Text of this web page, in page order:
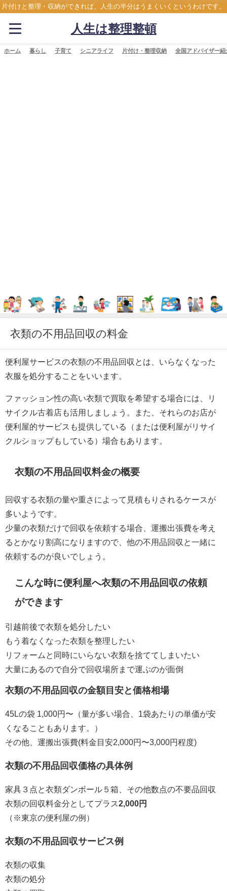
片付けと整理・収納ができれば、人生の半分はうまくいくというわけです。
人生は整理整頓
ホーム 暮らし 子育て シニアライフ 片付け・整理収納 全国アドバイザー紹
衣類の不用品回収の料金
便利屋サービスの衣類の不用品回収とは、いらなくなった
衣服を処分することをいいます。
ファッション性の高い衣類で買取を希望する場合には、リ
サイクル古着店も活用しましょう。また、それらのお店が
便利屋的サービスも提供している（または便利屋がリサイ
クルショップもしている）場合もあります。
衣類の不用品回収料金の概要
回収する衣類の量や重さによって見積もりされるケースが
多いようです。
少量の衣類だけで回収を依頼する場合、運搬出張費を考え
るとかなり割高になりますので、他の不用品回収と一緒に
依頼するのが良いでしょう。
こんな時に便利屋へ衣類の不用品回収の依頼
ができます
引越前後で衣類を処分したい
もう着なくなった衣類を整理したい
リフォームと同時にいらない衣類を捨ててしまいたい
大量にあるので自分で回収場所まで運ぶのが面倒
衣類の不用品回収の金額目安と価格相場
45Lの袋 1,000円〜（量が多い場合、1袋あたりの単価が安
くなることもあります。）
その他、運搬出張費(料金目安2,000円〜3,000円程度)
衣類の不用品回収価格の具体例
家具３点と衣類ダンボール５箱、その他数点の不要品回収
衣類の回収料金分としてプラス2,000円
（※東京の便利屋の例）
衣類の不用品回収サービス例
衣類の収集
衣類の処分